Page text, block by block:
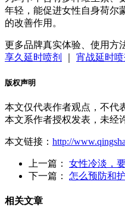
年轻，能促进女性自身荷尔
的改善作用。
更多品牌真实体验、使用方
享久延时喷剂
宵战延时喷
版权声明
本文仅代表作者观点，不代
本文系作者授权发表，未经
本文链接： http://
上一篇： 女性冷淡，
下一篇： 怎么预防和
相关文章